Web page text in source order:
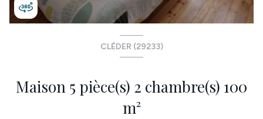
CLÉDER (29233)
Maison 5 pièce(s) 2 chambre(s) 100
m²